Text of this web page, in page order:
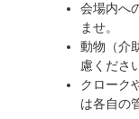
会場内へ
ませ。
動物（介
慮くださ
クローク
は各自の